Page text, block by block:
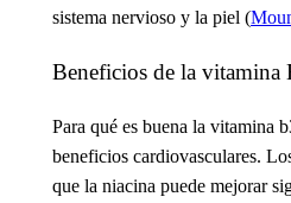
sistema nervioso y la piel (
Beneficios de la vitamina
Para qué es buena la vitamina
beneficios cardiovasculares.
que la niacina puede mejorar